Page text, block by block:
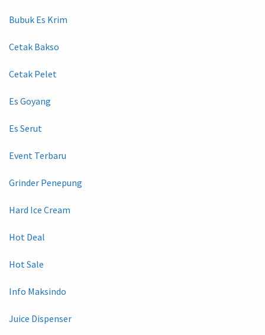
Bubuk Es Krim
Cetak Bakso
Cetak Pelet
Es Goyang
Es Serut
Event Terbaru
Grinder Penepung
Hard Ice Cream
Hot Deal
Hot Sale
Info Maksindo
Juice Dispenser